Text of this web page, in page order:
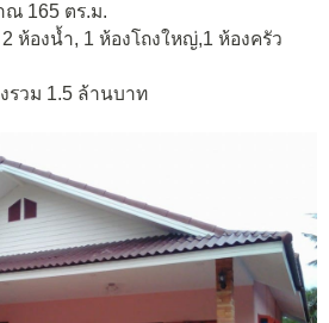
ณ 165 ตร.ม.
ห้องน้ำ, 1 ห้องโถงใหญ่,1 ห้องครัว
รวม 1.5 ล้านบาท